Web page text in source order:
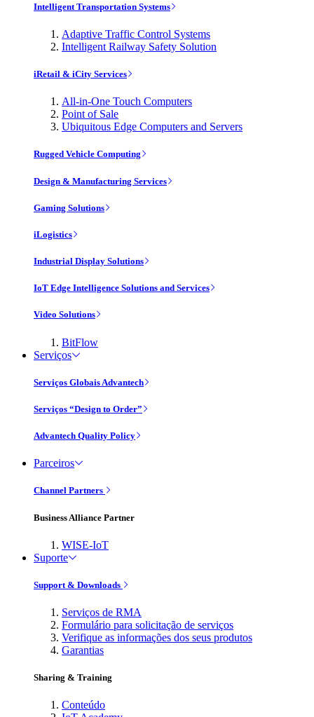
Intelligent Transportation Systems
Adaptive Traffic Control Systems
Intelligent Railway Safety Solution
iRetail & iCity Services
All-in-One Touch Computers
Point of Sale
Ubiquitous Edge Computers and Servers
Rugged Vehicle Computing
Design & Manufacturing Services
Gaming Solutions
iLogistics
Industrial Display Solutions
IoT Edge Intelligence Solutions and Services
Video Solutions
BitFlow
Serviços
Serviços Globais Advantech
Serviços “Design to Order”
Advantech Quality Policy
Parceiros
Channel Partners
Business Alliance Partner
WISE-IoT
Suporte
Support & Downloads
Serviços de RMA
Formulário para solicitação de serviços
Verifique as informações dos seus produtos
Garantias
Sharing & Training
Conteúdo